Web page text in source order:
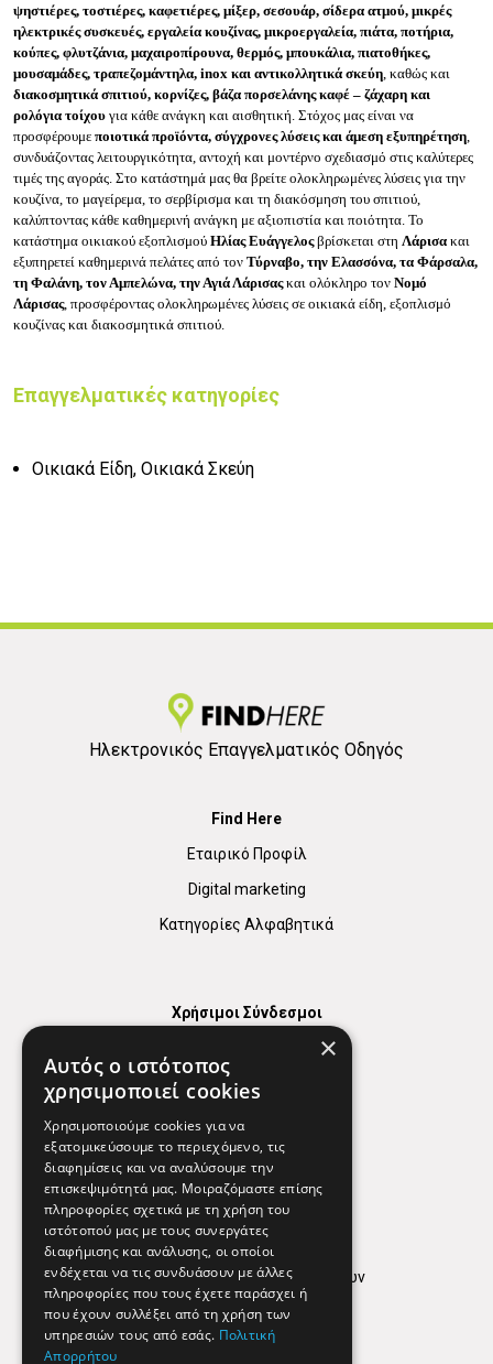
ψηστιέρες, τοστιέρες, καφετιέρες, μίξερ, σεσουάρ, σίδερα ατμού, μικρές
ηλεκτρικές συσκευές, εργαλεία κουζίνας, μικροεργαλεία, πιάτα, ποτήρια,
κούπες, φλυτζάνια, μαχαιροπίρουνα, θερμός, μπουκάλια, πιατοθήκες,
μουσαμάδες, τραπεζομάντηλα, inox και αντικολλητικά σκεύη, καθώς και
διακοσμητικά σπιτιού, κορνίζες, βάζα πορσελάνης καφέ – ζάχαρη και
ρολόγια τοίχου για κάθε ανάγκη και αισθητική. Στόχος μας είναι να
προσφέρουμε ποιοτικά προϊόντα, σύγχρονες λύσεις και άμεση εξυπηρέτηση,
συνδυάζοντας λειτουργικότητα, αντοχή και μοντέρνο σχεδιασμό στις καλύτερες
τιμές της αγοράς. Στο κατάστημά μας θα βρείτε ολοκληρωμένες λύσεις για την
κουζίνα, το μαγείρεμα, το σερβίρισμα και τη διακόσμηση του σπιτιού,
καλύπτοντας κάθε καθημερινή ανάγκη με αξιοπιστία και ποιότητα. Το
κατάστημα οικιακού εξοπλισμού Ηλίας Ευάγγελοςβρίσκεται στη Λάρισα και
εξυπηρετεί καθημερινά πελάτες από τον Τύρναβο, την Ελασσόνα, τα Φάρσαλα,
τη Φαλάνη, τον Αμπελώνα, την Αγιά Λάρισαςκαι ολόκληρο τον Νομό
Λάρισας, προσφέροντας ολοκληρωμένες λύσεις σε οικιακά είδη, εξοπλισμό
κουζίνας και διακοσμητικά σπιτιού.
Επαγγελματικές κατηγορίες
Οικιακά Είδη, Οικιακά Σκεύη
Ηλεκτρονικός Επαγγελματικός Οδηγός
Find Here
Εταιρικό Προφίλ
Digital marketing
Κατηγορίες Αλφαβητικά
Χρήσιμοι Σύνδεσμοι
Χρήσιμα Τηλέφωνα
Εφημερεύοντα Φαρμακεία
Απόρρητο
Όροι Χρήσης
Πολιτική προστασίας δεδομένων
Findhere
×
Αυτός ο ιστότοπος
χρησιμοποιεί cookies
Χρησιμοποιούμε cookies για να
εξατομικεύσουμε το περιεχόμενο, τις
διαφημίσεις και να αναλύσουμε την
επισκεψιμότητά μας. Μοιραζόμαστε επίσης
πληροφορίες σχετικά με τη χρήση του
ιστότοπού μας με τους συνεργάτες
διαφήμισης και ανάλυσης, οι οποίοι
ενδέχεται να τις συνδυάσουν με άλλες
πληροφορίες που τους έχετε παράσχει ή
που έχουν συλλέξει από τη χρήση των
υπηρεσιών τους από εσάς. Πολιτική
Απορρήτου